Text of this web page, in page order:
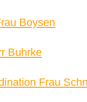
Boysen
Buhrke
Frau